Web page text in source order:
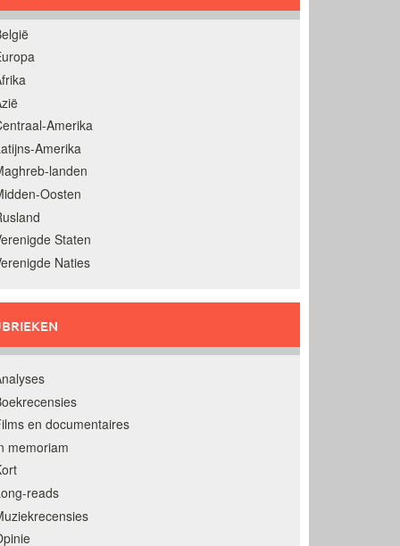
Amerika
Amerika
landen
Oosten
Staten
Naties
en documentaires
memoriam
reads